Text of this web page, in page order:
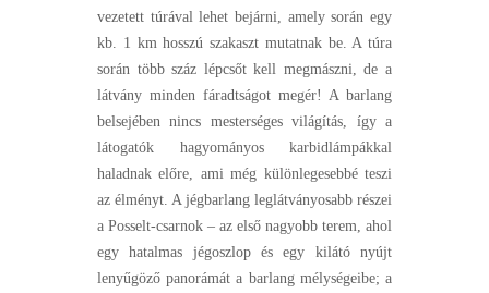
vezetett túrával lehet bejárni, amely során egy
kb. 1 km hosszú szakaszt mutatnak be. A túra
során több száz lépcsőt kell megmászni, de a
látvány minden fáradtságot megér! A barlang
belsejében nincs mesterséges világítás, így a
látogatók hagyományos karbidlámpákkal
haladnak előre, ami még különlegesebbé teszi
az élményt. A jégbarlang leglátványosabb részei
a Posselt-csarnok – az első nagyobb terem, ahol
egy hatalmas jégoszlop és egy kilátó nyújt
lenyűgöző panorámát a barlang mélységeibe; a